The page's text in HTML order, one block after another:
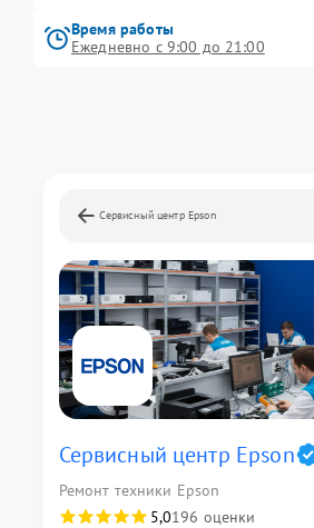
Время работы
Ежедневно с 9:00 до 21:00
Сервисный центр Epson
Сервисный центр Epson
Ремонт техники Epson
5,0196 оценки